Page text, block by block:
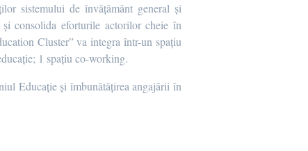
sistemului de învățământ general și
consolida eforturile actorilor cheie în
Cluster”va integra într-un spațiu
1 spațiu co-working.
Educație și îmbunătățirea angajării în